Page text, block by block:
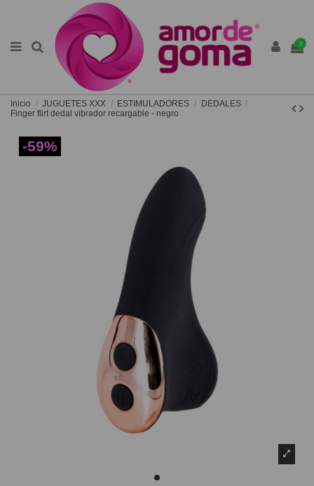
0
Inicio JUGUETES XXX ESTIMULADORES
DEDALES
Finger flirt dedal vibrador recargable - negro
-59%